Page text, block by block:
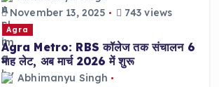
November 13, 2025
743 views
Agra
Agra Metro: RBS कॉलेज तक संचालन 6
माह लेट, अब मार्च 2026 में शुरू
Abhimanyu Singh